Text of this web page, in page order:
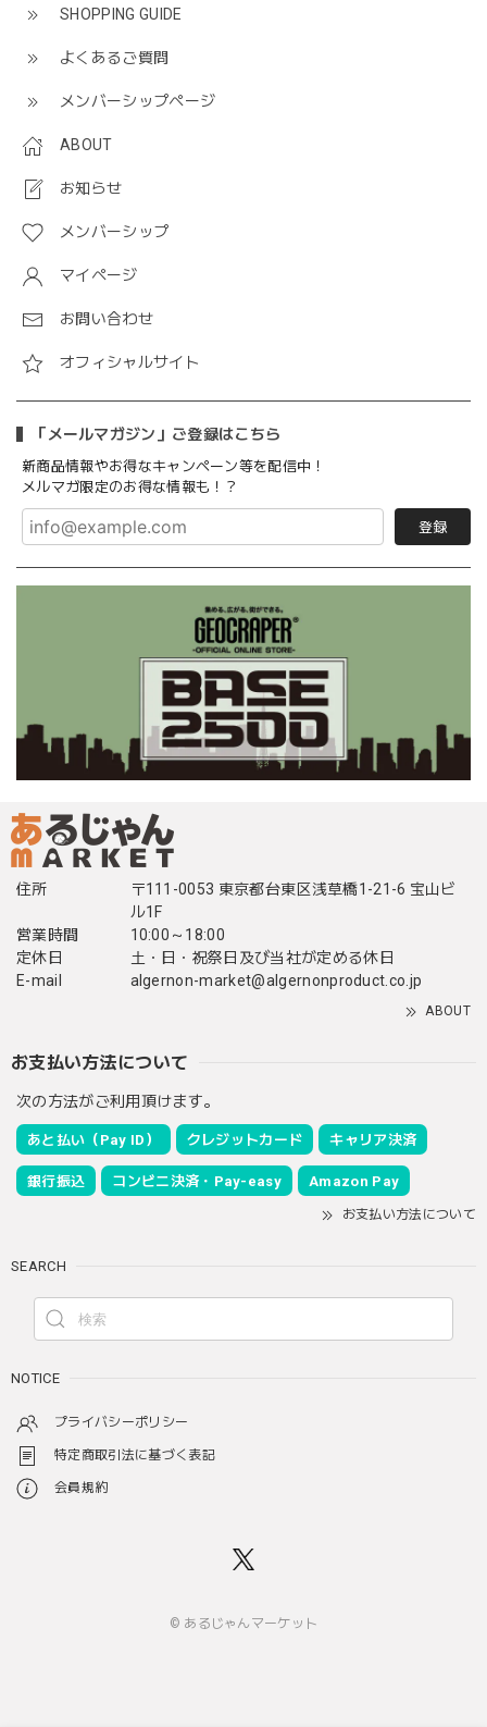
SHOPPING GUIDE
よくあるご質問
メンバーシップページ
ABOUT
お知らせ
メンバーシップ
マイページ
お問い合わせ
オフィシャルサイト
「メールマガジン」ご登録はこちら
新商品情報やお得なキャンペーン等を配信中！
メルマガ限定のお得な情報も！？
登録
住所
〒111-0053 東京都台東区浅草橋1-21-6 宝山ビ
ル1F
営業時間
10:00～18:00
定休日
土・日・祝祭日及び当社が定める休日
E-mail
algernon-market@algernonproduct.co.jp
ABOUT
お支払い方法について
次の方法がご利用頂けます。
あと払い（Pay ID） クレジットカード キャリア決済
銀行振込 コンビニ決済・Pay-easy Amazon Pay
お支払い方法について
SEARCH
NOTICE
プライバシーポリシー
特定商取引法に基づく表記
会員規約
© あるじゃんマーケット